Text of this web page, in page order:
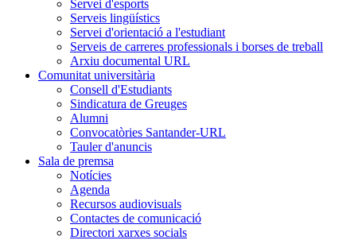
Servei d'esports
Serveis lingüístics
Servei d'orientació a l'estudiant
Serveis de carreres professionals i borses de treball
Arxiu documental URL
Comunitat universitària
Consell d'Estudiants
Sindicatura de Greuges
Alumni
Convocatòries Santander-URL
Tauler d'anuncis
Sala de premsa
Notícies
Agenda
Recursos audiovisuals
Contactes de comunicació
Directori xarxes socials